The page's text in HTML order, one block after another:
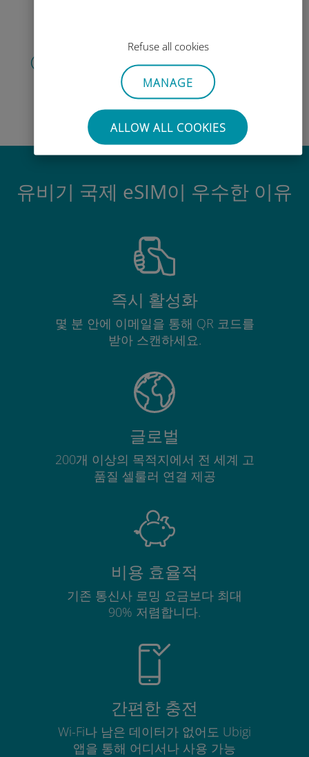
Refuse all cookies
MANAGE
ALLOW ALL COOKIES
계정 만들기
을 클릭해 데이터 요금제 사용을 시작하
고, 잔액을 확인하고 이동 중에도 충전
할 수 있습니다.즐기세요!
유비기 국제 eSIM이 우수한 이유
즉시 활성화
몇 분 안에 이메일을 통해 QR 코드를
받아 스캔하세요.
글로벌
200개 이상의 목적지에서 전 세계 고
품질 셀룰러 연결 제공
비용 효율적
기존 통신사 로밍 요금보다 최대
90% 저렴합니다.
간편한 충전
Wi-Fi나 남은 데이터가 없어도 Ubigi
앱을 통해 어디서나 사용 가능